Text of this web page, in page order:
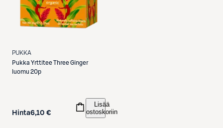
PUKKA
Pukka Yrttitee Three Ginger
luomu 20p
Hinta6,10 €
Lisää
ostoskoriin